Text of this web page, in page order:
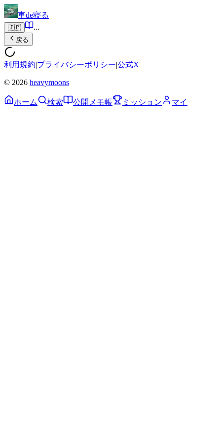
車de寝る
🇯🇵 ...
戻る
利用規約|プライバシーポリシー|公式X
© 2026 heavymoons
ホーム 検索 公開メモ帳 ミッション マイ